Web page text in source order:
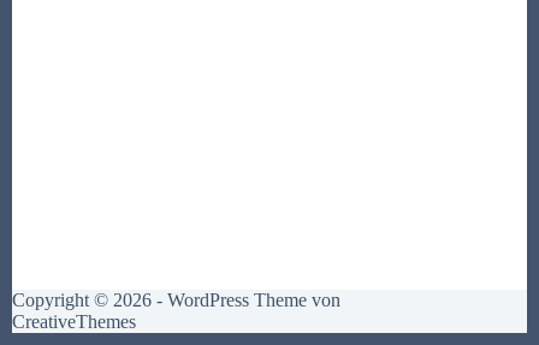
Copyright © 2026 - WordPress Theme von
CreativeThemes